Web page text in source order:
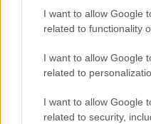
I want to allow Google
related to functionality
I want to allow Google
related to
I want to allow Google
related to security,
Wearable senza
e recupero